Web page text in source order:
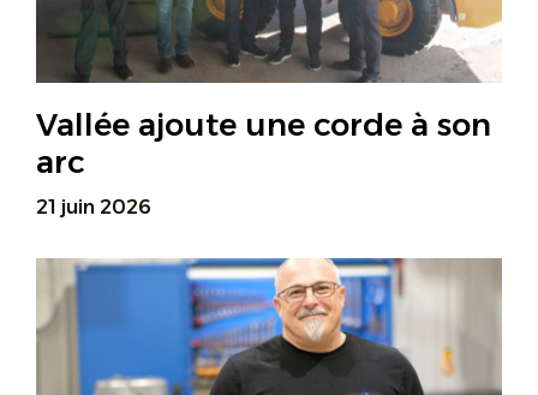
Vallée ajoute une corde à son
arc
21 juin 2026